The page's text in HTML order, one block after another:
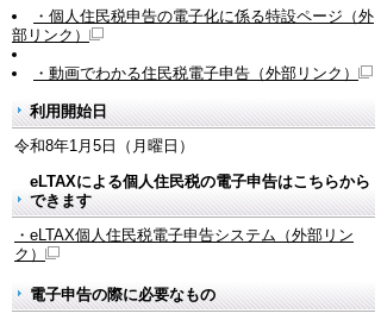
・個人住民税申告の電子化に係る特設ページ （外
部リンク）
・動画でわかる住民税電子申告 （外部リンク）
利用開始日
令和8年1月5日（月曜日）
eLTAXによる個人住民税の電子申告はこちらから
できます
・eLTAX個人住民税電子申告システム （外部リン
ク）
電子申告の際に必要なもの